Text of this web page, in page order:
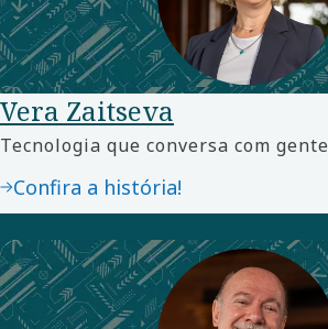
Tecnologia que conversa com gente
Vera Zaitseva
Confira a história!